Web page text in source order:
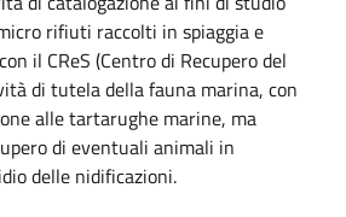
rifiuti raccolti in spiaggia e
il CReS (Centro di Recupero del
di tutela della fauna marina, con
alle tartarughe marine, ma
di eventuali animali in
delle nidificazioni.